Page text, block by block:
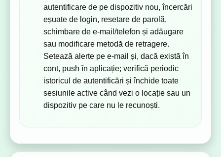
autentificare de pe dispozitiv nou, încercări
eșuate de login, resetare de parolă,
schimbare de e-mail/telefon și adăugare
sau modificare metodă de retragere.
Setează alerte pe e-mail și, dacă există în
cont, push în aplicație; verifică periodic
istoricul de autentificări și închide toate
sesiunile active când vezi o locație sau un
dispozitiv pe care nu le recunoști.